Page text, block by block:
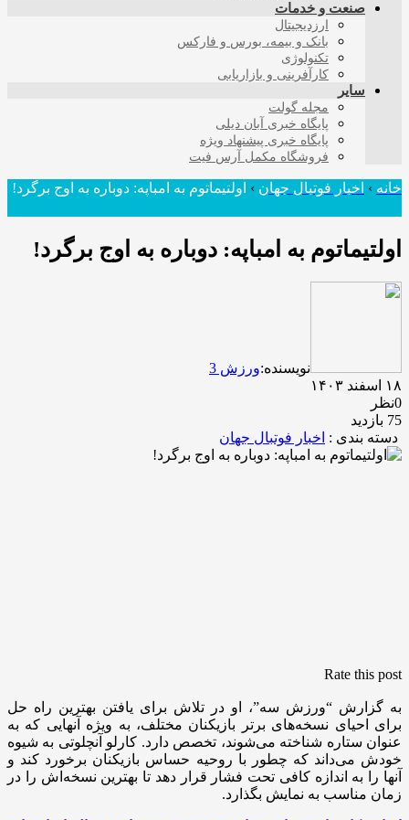
صنعت و خدمات
ارزدیجیتال
بانک و بیمه، بورس و فارکس
تکنولوژی
کارآفرینی و بازاریابی
سایر
مجله گولت
پایگاه خبری آبان دیلی
پایگاه خبری پیشنهاد ویژه
فروشگاه مکمل آرس فیت
خانه › اخبار فوتبال جهان › اولتیماتوم به امباپه: دوباره به اوج برگرد!
اولتیماتوم به امباپه: دوباره به اوج برگرد!
نویسنده:ورزش 3
۱۸ اسفند ۱۴۰۳
0نظر
75 بازدید
دسته بندی : اخبار فوتبال جهان
Rate this post
به گزارش “ورزش سه”، او در تلاش برای یافتن بهترین راه‌ حل
برای احیای نسخه‌های برتر بازیکنان مختلف، به‌ ویژه آنهایی که به
عنوان ستاره شناخته می‌شوند، تخصص دارد. کارلو آنچلوتی به شیوه
خودش می‌داند که چطور با روحیه حساس بازیکنان برخورد کند و
آنها را به اندازه کافی تحت فشار قرار دهد تا بهترین نسخه‌اش را در
زمان مناسب به نمایش بگذارد.